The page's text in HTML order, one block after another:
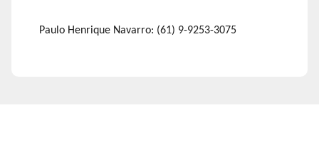
Paulo Henrique Navarro: (61) 9-9253-3075